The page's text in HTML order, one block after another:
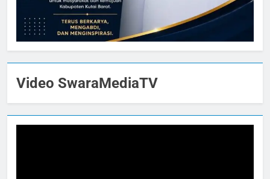
Video SwaraMediaTV